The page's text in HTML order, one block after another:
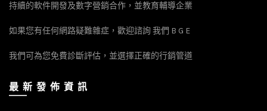
持續的軟件開發及數字營銷合作，並教育輔導企業
如果您有任何網路疑難雜症，歡迎諮詢 我們 B G E
我們可為您免費診斷評估，並選擇正確的行銷管道
最 新 發 佈 資 訊